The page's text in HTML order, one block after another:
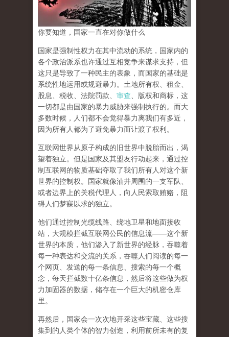
你要知道，国家一直在对你做什么
国家是强制性权力在其中流动的系统，国家内的
各个政治派系也许通过互相竞争来谋求支持，但
这只是导致了一种民主的表象，而国家的基础是
系统性地运用或规避暴力。土地所有权、租金、
股息、税收、法院罚款、 审查 、版权和商标，这
一切都是由国家的暴力威胁来强制执行的。而大
多数时候，人们都不会觉得暴力离我们有多近，
因为所有人都为了避免暴力而让渡了权利。
互联网世界从原子构成的旧世界中脱胎而出，渴
望着独立。但是国家及其盟友行动起来，通过控
制互联网的物质基础夺取了我们所有人对这个新
世界的控制权。国家就像油井周围的一支军队、
或者边界上的关税代理人，向人民索取贿赂，阻
碍人们梦寐以求的独立。
他们通过控制光缆线路、绕地卫星和地面接收
站，大规模拦截互联网公民的信息流——这个新
世界的本质，他们渗入了新世界的经脉，吞噬着
每一种表达和交流的关系，吞噬人们阅读的每一
个网页、发送的每一条信息、搜索的每一个概
念，每天拦截数十亿条信息，然后将这些做为权
力加固器的数据，储存在一个巨大的机密仓库
里。
再然后，国家会一次次地开采这些宝藏、这些搜
集到的人类个体的智力创造，利用前所未有的复